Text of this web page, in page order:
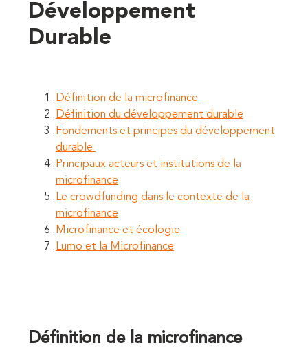
Développement
Durable
Définition de la microfinance
Définition du développement durable
Fondements et principes du développement
durable
Principaux acteurs et institutions de la
microfinance
Le crowdfunding dans le contexte de la
microfinance
Microfinance et écologie
Lumo et la Microfinance
Définition de la microfinance